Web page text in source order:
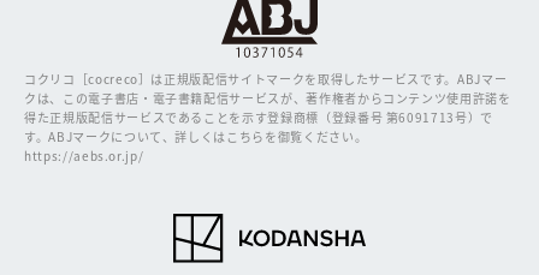
コクリコ［cocreco］は正規版配信サイトマークを取得したサービスです。ABJマー
クは、この電子書店・電子書籍配信サービスが、著作権者からコンテンツ使用許諾を
得た正規版配信サービスであることを示す登録商標（登録番号 第6091713号）で
す。ABJマークについて、詳しくはこちらを御覧ください。
https://aebs.or.jp/